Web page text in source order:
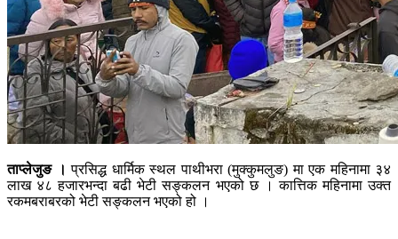
ताप्लेजुङ । प्रसिद्ध धार्मिक स्थल पाथीभरा (मुक्कुमलुङ) मा एक महिनामा ३४
लाख ४८ हजारभन्दा बढी भेटी सङ्कलन भएको छ । कात्तिक महिनामा उक्त
रकमबराबरको भेटी सङ्कलन भएको हो ।